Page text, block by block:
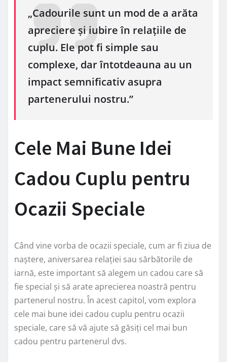
„Cadourile sunt un mod de a arăta
apreciere și iubire în relațiile de
cuplu. Ele pot fi simple sau
complexe, dar întotdeauna au un
impact semnificativ asupra
partenerului nostru.”
Cele Mai Bune Idei
Cadou Cuplu pentru
Ocazii Speciale
Când vine vorba de ocazii speciale, cum ar fi ziua de
naștere, aniversarea relației sau sărbătorile de
iarnă, este important să alegem un cadou care să
fie special și să arate aprecierea noastră pentru
partenerul nostru. În acest capitol, vom explora
cele mai bune idei cadou cuplu pentru ocazii
speciale, care să vă ajute să găsiți cel mai bun
cadou pentru partenerul dvs.